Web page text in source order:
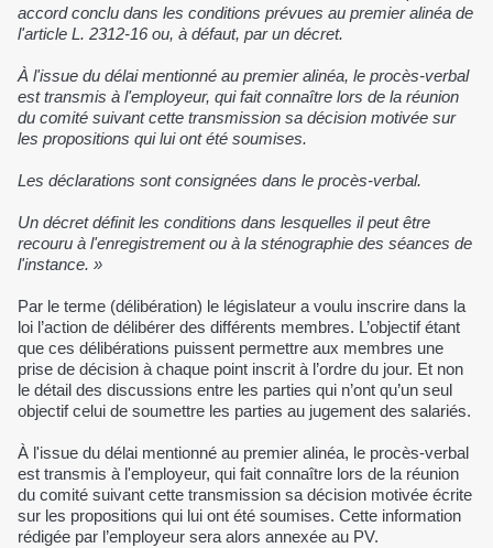
accord conclu dans les conditions prévues au premier alinéa de
l'article L. 2312-16 ou, à défaut, par un décret.
À l'issue du délai mentionné au premier alinéa, le procès-verbal
est transmis à l'employeur, qui fait connaître lors de la réunion
du comité suivant cette transmission sa décision motivée sur
les propositions qui lui ont été soumises.
Les déclarations sont consignées dans le procès-verbal.
Un décret définit les conditions dans lesquelles il peut être
recouru à l'enregistrement ou à la sténographie des séances de
l'instance. »
Par le terme (délibération) le législateur a voulu inscrire dans la
loi l’action de délibérer des différents membres. L’objectif étant
que ces délibérations puissent permettre aux membres une
prise de décision à chaque point inscrit à l’ordre du jour. Et non
le détail des discussions entre les parties qui n’ont qu’un seul
objectif celui de soumettre les parties au jugement des salariés.
À l'issue du délai mentionné au premier alinéa, le procès-verbal
est transmis à l'employeur, qui fait connaître lors de la réunion
du comité suivant cette transmission sa décision motivée écrite
sur les propositions qui lui ont été soumises. Cette information
rédigée par l’employeur sera alors annexée au PV.